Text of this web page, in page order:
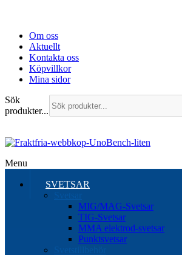
Om oss
Aktuellt
Kontakta oss
Köpvillkor
Mina sidor
Sök
produkter...
Menu
SVETSAR
MIG/MAG-Svetsar
TIG-Svetsar
MMA elektrod-svetsar
Punktsvetsar